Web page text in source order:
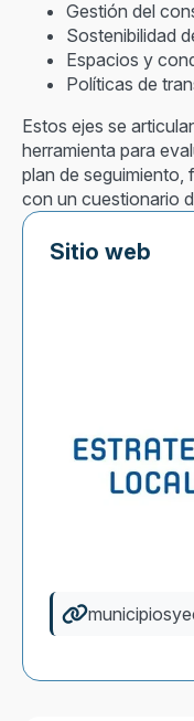
Gestión del
Sostenibilidad
Espacios y
Políticas de
Estos ejes se
herramienta para
plan de seguimiento,
con un cuestionario
Sitio web